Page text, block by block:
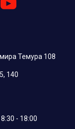
Темура 108
140
- 18:00